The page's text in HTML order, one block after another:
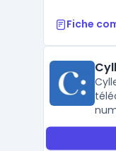
Fiche